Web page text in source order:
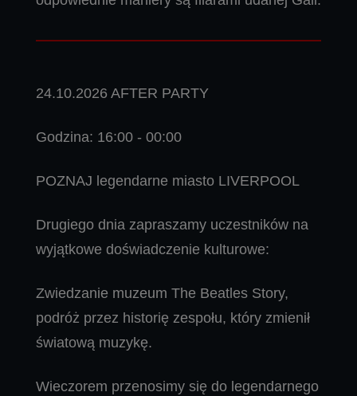
24.10.2026 AFTER PARTY
Godzina: 16:00 - 00:00
POZNAJ legendarne miasto LIVERPOOL
Drugiego dnia zapraszamy uczestników na
wyjątkowe doświadczenie kulturowe:
Zwiedzanie muzeum The Beatles Story,
podróż przez historię zespołu, który zmienił
światową muzykę.
Wieczorem przenosimy się do legendarnego